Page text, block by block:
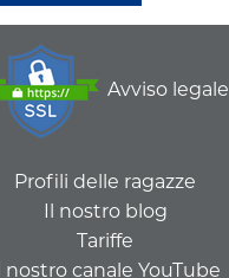
Avviso legale
Profili delle ragazze
Il nostro blog
Tariffe
Il nostro canale YouTube